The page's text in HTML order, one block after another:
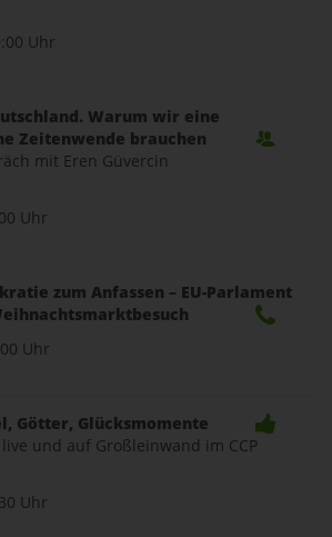
Uhr
Warum wir eine
Zeitenwende brauchen
mit Eren Güvercin
Uhr
zum Anfassen – EU-Parlament
Uhr
Götter, Glücksmomente
und auf Großleinwand im CCP
Uhr